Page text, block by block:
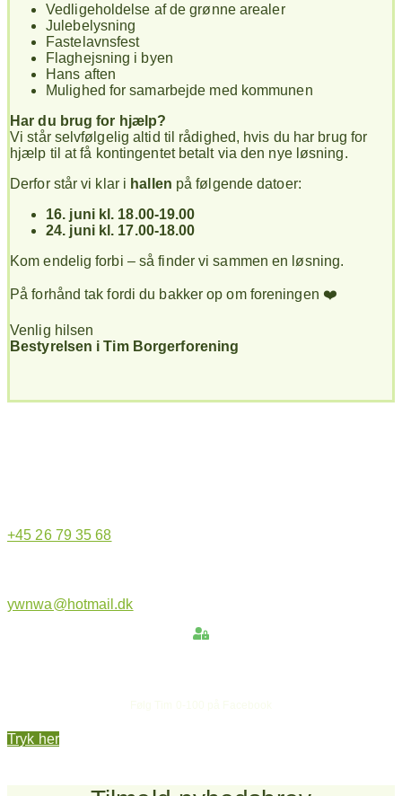
Vedligeholdelse af de grønne arealer
Julebelysning
Fastelavnsfest
Flaghejsning i byen
Hans aften
Mulighed for samarbejde med kommunen
Har du brug for hjælp?
Vi står selvfølgelig altid til rådighed, hvis du har brug for
hjælp til at få kontingentet betalt via den nye løsning.
Derfor står vi klar i hallen på følgende datoer:
16. juni kl. 18.00-19.00
24. juni kl. 17.00-18.00
Kom endelig forbi – så finder vi sammen en løsning.
På forhånd tak fordi du bakker op om foreningen ❤️
Venlig hilsen
Bestyrelsen i Tim Borgerforening
+45 26 79 35 68
ywnwa@hotmail.dk
Tryk her